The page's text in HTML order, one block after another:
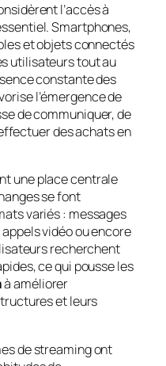
l’accès à
Smartphones,
et objets connectés
utilisateurs tout au
constante des
l’émergence de
de communiquer, de
des achats en
une place centrale
se font
variés : messages
vidéo ou encore
recherchent
ce qui pousse les
à améliorer
et leurs
de streaming ont